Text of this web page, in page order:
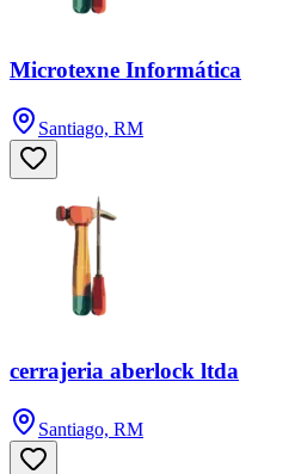
Microtexne Informática
Santiago, RM
cerrajeria aberlock ltda
Santiago, RM